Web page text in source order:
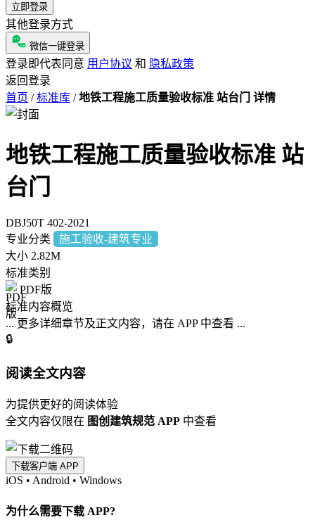
立即登录
其他登录方式
微信一键登录
登录即代表同意 用户协议 和 隐私政策
返回登录
首页 / 标准库 / 地铁工程施工质量验收标准 站台门 详情
地铁工程施工质量验收标准 站
台门
DBJ50T 402-2021
专业分类
施工验收-建筑专业
大小 2.82M
标准类别
PDF版
标准内容概览
... 更多详细章节及正文内容，请在 APP 中查看 ...
🔒
阅读全文内容
为提供更好的阅读体验
全文内容仅限在 图创建筑规范 APP 中查看
下载客户端 APP
iOS • Android • Windows
为什么需要下载 APP?